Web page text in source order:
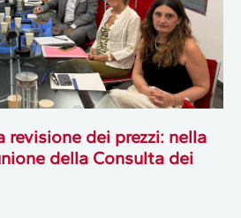
revisione dei prezzi: nella
della Consulta dei